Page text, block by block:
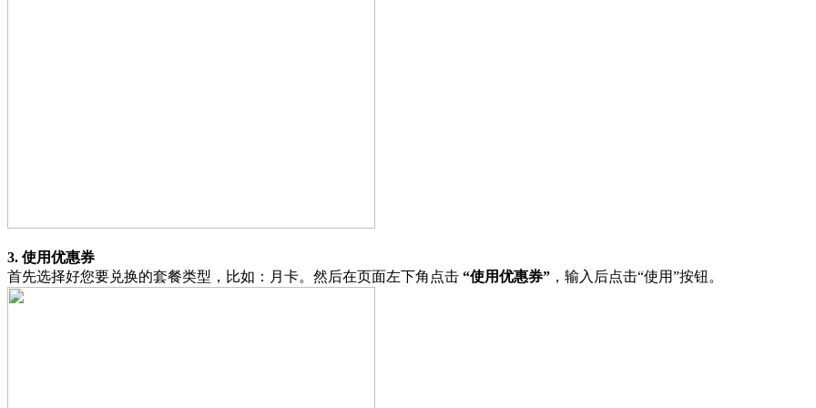
3. 使用优惠券
首先选择好您要兑换的套餐类型，比如：月卡。然后在页面左下角点击 “使用优惠券” ，输入后点击“使用”按钮。